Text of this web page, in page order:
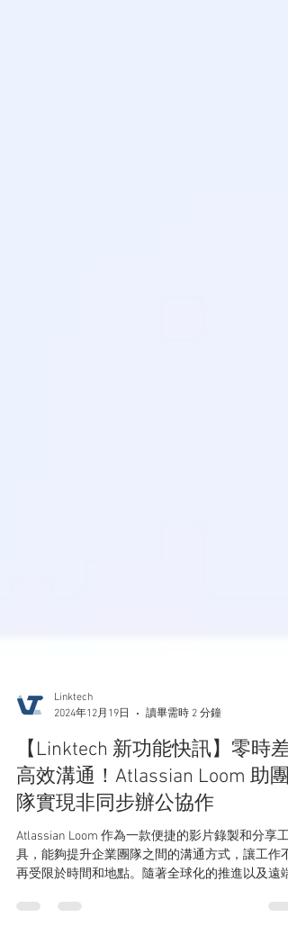
Linktech
2024年12月19日
讀畢需時 2 分鐘
【Linktech 新功能快訊】零時差
高效溝通！Atlassian Loom 助團
隊實現非同步辦公協作
Atlassian Loom 作為一款便捷的影片錄製和分享工
具，能夠提升企業團隊之間的溝通方式，讓工作不